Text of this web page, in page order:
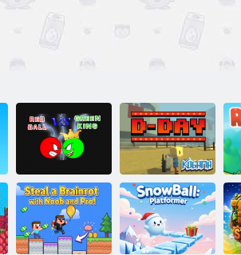
Sarkanā bumba
pret zaļo karali
Kogama: D
diena